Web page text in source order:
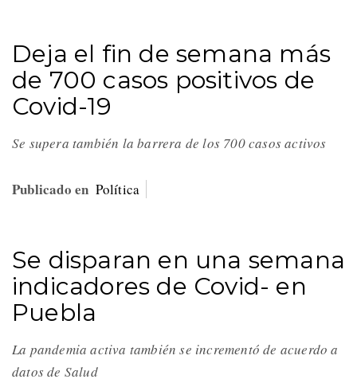
Deja el fin de semana más
de 700 casos positivos de
Covid-19
Se supera también la barrera de los 700 casos activos
Publicado en Política
Se disparan en una semana
indicadores de Covid- en
Puebla
La pandemia activa también se incrementó de acuerdo a
datos de Salud